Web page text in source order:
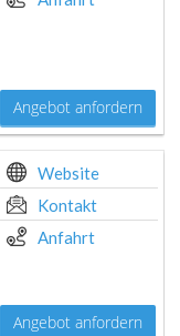
Angebot anfordern
Website
Kontakt
Anfahrt
Angebot anfordern